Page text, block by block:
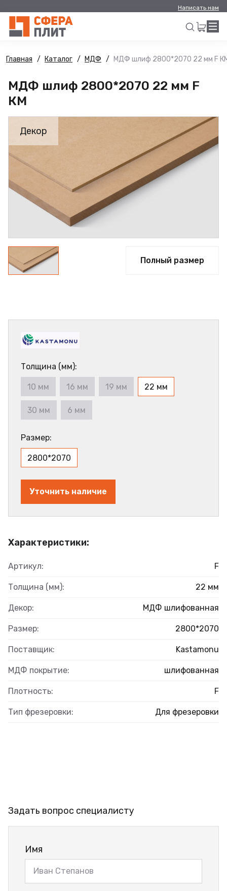
Написать нам
Искать
Главная Каталог МДФ МДФ шлиф 2800*2070 22 мм F
МДФ шлиф 2800*2070 22 мм F
КМ
Декор
Полный размер
Характеристики:
Артикул: F
Толщина (мм): 22 мм
Декор: МДФ шлифованная
Размер: 2800*2070
Поставщик: Kastamonu
МДФ покрытие: шлифованная
Плотность: F
Тип фрезеровки: Для фрезеровки
Толщина (мм):
10 мм 16 мм 19 мм 22 мм
30 мм 6 мм
Размер:
2800*2070
Уточнить наличие
Задать вопрос специалисту
Имя